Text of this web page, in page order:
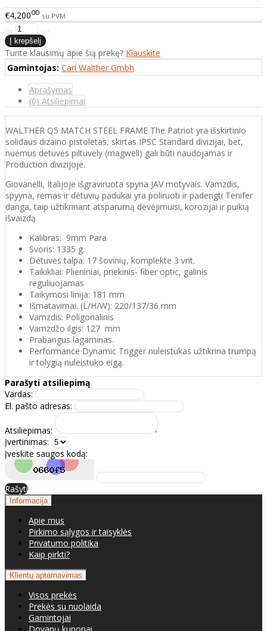
€4,20000 su PVM
Turite klausimų apie šią prekę? Klauskite
Gamintojas: Carl Walther Gmbh
Aprašymas
(0) Atsiliepimai
WALTHER Q5 MATCH STEEL FRAME The Patriot yra išskirtinio
solidaus dizaino pistoletas, skirtas IPSC Standard divizijai, bet,
nuėmus dėtuvės piltuvėly (magwell) gali būti naudojamas ir
Production divizijoje.
Giovanelli, Italijoje išgraviruota spyna JAV motyvais. Vamzdis,
spyyna, rėmas ir dėtuvių padukai yra poliruoti ir padengti Tenifer
danga, taip užtikrinant atsparumą dėvėjimuisi, korozijai ir puikią
išvaizdą
Kalibras: 9mm Para
Svoris: 1335 g.
Dėtuvės talpa: 17 šovinių, komplekte 3 vnt.
Taikikliai: Plieniniai, priekinis- fiber optic, galinis
reguliuojamas
Taikymosi linija: 181 mm
Išmatavimai. (L/H/W): 220/137/36 mm
Vamzdis: Poligonalinis
Vamzdžo ilgis: 127 mm
Prabangus lagaminas.
Performance Dynamic Trigger nuleistukas užtikrina trumpą
ir tolygią nuleistuko eigą.
Parašyti atsiliepimą
Vardas:
El. pašto adresas:
Atsiliepimas:
Įvertinimas:
Įveskite saugos kodą:
Rašyti
Informacija
Apie mus
Pirkimo sąlygos ir taisyklės
Privatumo politika
Kaip pirkti?
Klientų aptarnavimas
Visos prekės
Prekės su nuolaida
Gamintojai